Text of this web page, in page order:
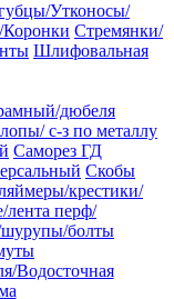
Утконосы/
Коронки Стремянки/
Шлифовальная
дюбеля
с-з по металлу
Саморез ГД
Скобы
крестики/
перф/
болты
Водосточная